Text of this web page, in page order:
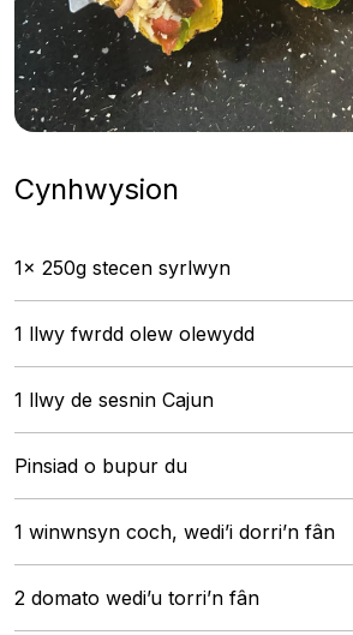
Cynhwysion
1x 250g stecen syrlwyn
1 llwy fwrdd olew olewydd
1 llwy de sesnin Cajun
Pinsiad o bupur du
1 winwnsyn coch, wedi’i dorri’n fân
2 domato wedi’u torri’n fân